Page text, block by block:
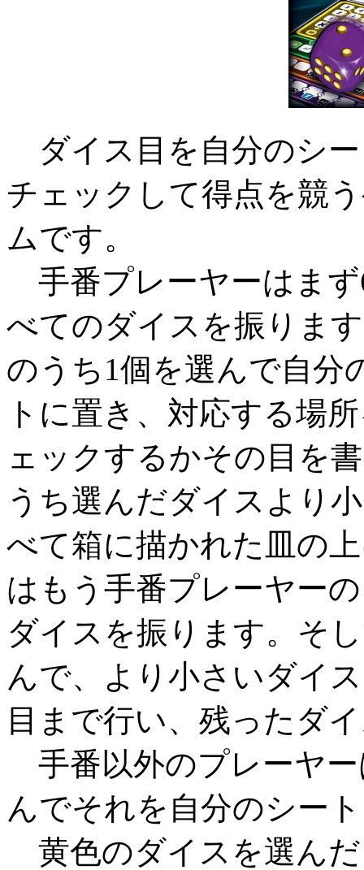
ダイス目を自分のシ
チェックして得点を競
ムです。
手番プレーヤーはまず
べてのダイスを振りま
のうち1個を選んで自分
トに置き、対応する場
ェックするかその目を
うち選んだダイスより
べて箱に描かれた皿の
はもう手番プレーヤー
ダイスを振ります。そ
んで、より小さいダイ
目まで行い、残ったダ
手番以外のプレーヤ
んでそれを自分のシー
黄色のダイスを選ん